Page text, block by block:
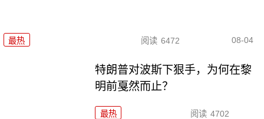
最热 阅读 6472 08-04
特朗普对波斯下狠手，为何在黎
明前戛然而止？
最热 阅读 4702